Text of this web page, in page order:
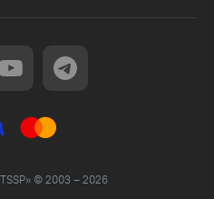
© 2003 – 2026